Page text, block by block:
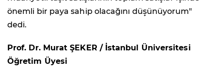
önemli bir paya sahip olacağını düşünüyorum"
dedi.
Prof. Dr. Murat ŞEKER / İstanbul Üniversitesi
Öğretim Üyesi